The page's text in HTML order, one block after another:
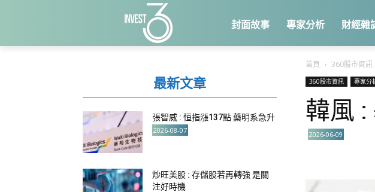
封面故事 專家分析 財經雜
首頁 360股市資訊
360股市資訊 專家分
韓風
2026-06-09
最新文章
張智威 : 恒指漲137點 藥明系急升
2026-08-07
炒旺美股 : 存儲股若再轉強 是關
注好時機